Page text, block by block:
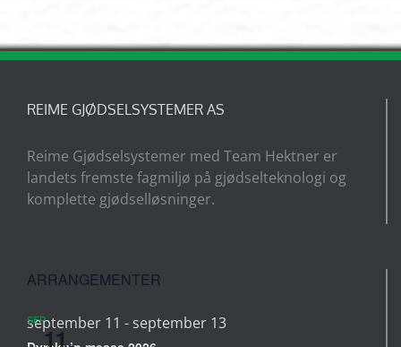
REIME GJØDSELSYSTEMER AS
Reime Gjødselsystemer med Team Hektner er
landets fremste fagmiljø på gjødselteknologi og
komplette gjødselløsninger.
ARRANGEMENTER
SEP
11
september 11 - september 13